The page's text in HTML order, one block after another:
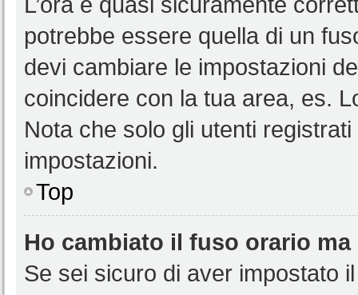
potrebbe essere quella di un
devi cambiare le impostazioni
coincidere con la tua area, es.
Nota che solo gli utenti
impostazioni.
Top
Ho cambiato il fuso orario ma
Se sei sicuro di aver impostato